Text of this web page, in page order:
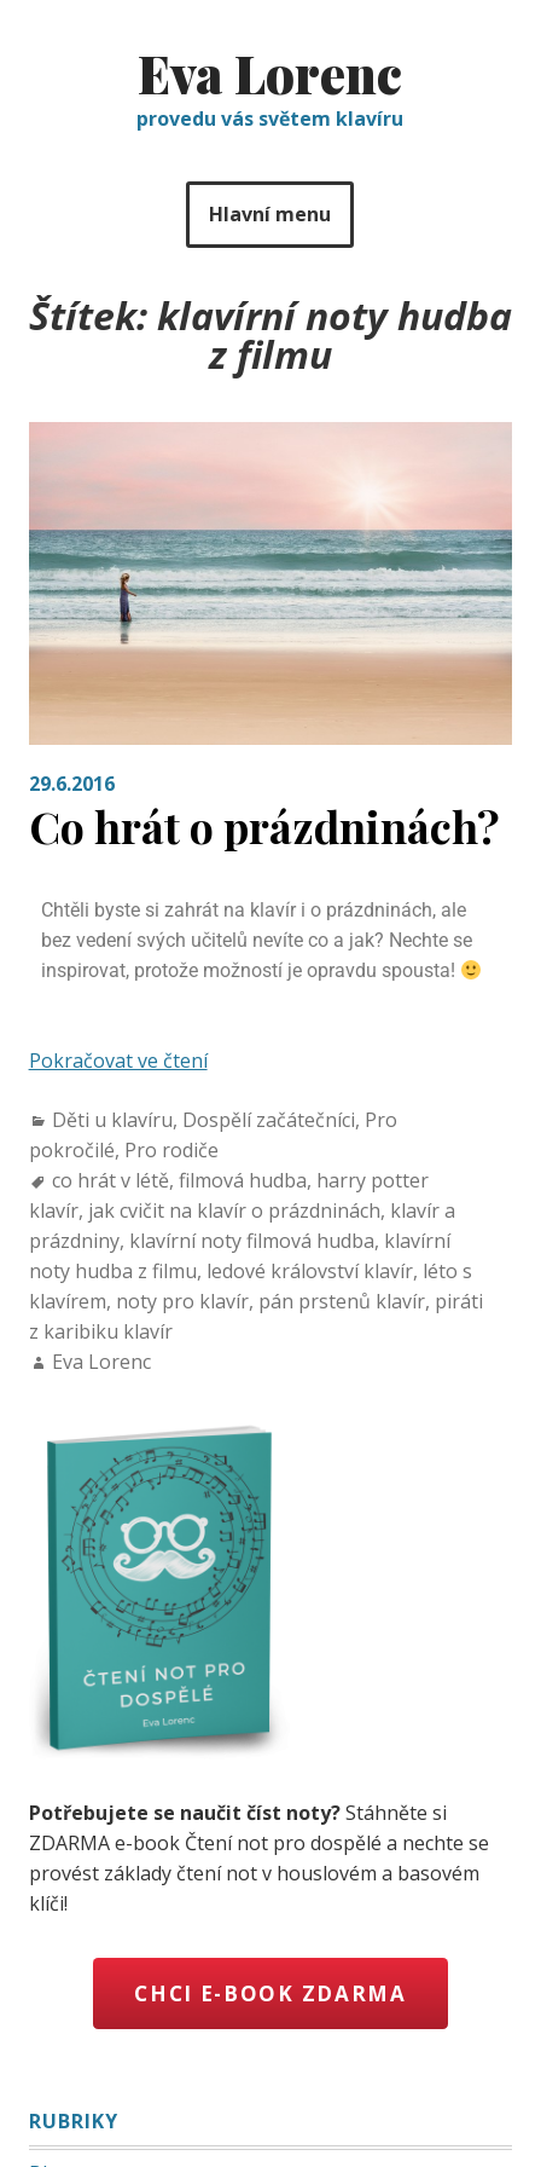
Eva Lorenc
provedu vás světem klavíru
Hlavní menu
Štítek:klavírní noty hudba
z filmu
29.6.2016
Co hrát o prázdninách?
Chtěli byste si zahrát na klavír i o prázdninách, ale
bez vedení svých učitelů nevíte co a jak? Nechte se
inspirovat, protože možností je opravdu spousta!
Pokračovat ve čtení
Děti u klavíru, Dospělí začátečníci, Pro
pokročilé, Pro rodiče
co hrát v létě, filmová hudba, harry potter
klavír, jak cvičit na klavír o prázdninách, klavír a
prázdniny, klavírní noty filmová hudba, klavírní
noty hudba z filmu, ledové království klavír, léto s
klavírem, noty pro klavír, pán prstenů klavír, piráti
z karibiku klavír
Eva Lorenc
Potřebujete se naučit číst noty?Stáhněte si
ZDARMA e-book Čtení not pro dospělé a nechte se
provést základy čtení not v houslovém a basovém
klíči!
CHCI E-BOOK ZDARMA
RUBRIKY